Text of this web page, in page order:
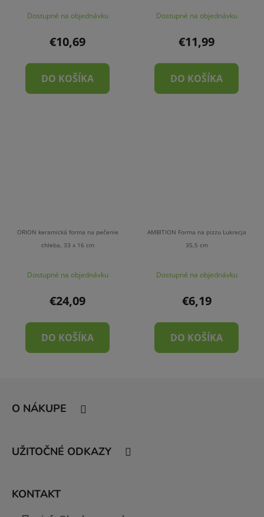
Dostupné na objednávku
€10,69
DO KOŠÍKA
Dostupné na objednávku
€11,99
DO KOŠÍKA
ORION keramická forma na pečenie
chleba, 33 x 16 cm
Dostupné na objednávku
€24,09
DO KOŠÍKA
AMBITION Forma na pizzu Lukrecja
35,5 cm
Dostupné na objednávku
€6,19
DO KOŠÍKA
O NÁKUPE
UŽITOČNÉ ODKAZY
KONTAKT